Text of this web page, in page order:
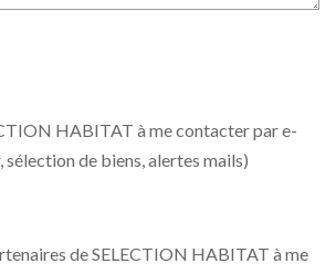
HABITAT à me contacter par e-
de biens, alertes mails)
de SELECTION HABITAT à me